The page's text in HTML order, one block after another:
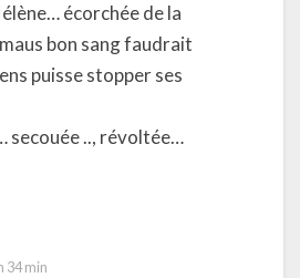
écorchée de la
bon sang faudrait
puisse stopper ses
secouée .., révoltée…
34 min